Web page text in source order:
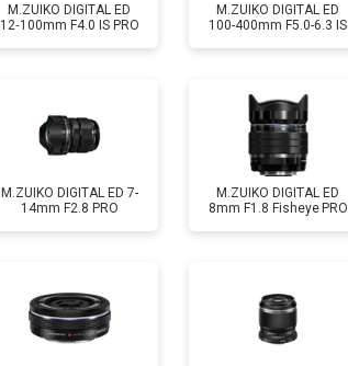
M.ZUIKO DIGITAL ED
12‑100mm F4.0 IS PRO
M.ZUIKO DIGITAL ED
100-400mm F5.0-6.3 IS
M.ZUIKO DIGITAL ED 7-
14mm F2.8 PRO
M.ZUIKO DIGITAL ED
8mm F1.8 Fisheye PRO